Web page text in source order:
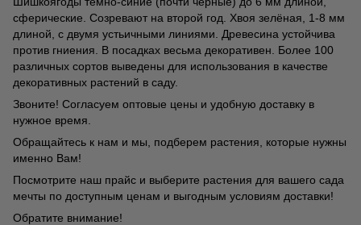
сферические. Созревают на второй год. Хвоя зелёная, 1-8 мм
длиной, с двумя устьичными линиями. Древесина устойчива
против гниения. В посадках весьма декоративен. Более 100
различных сортов выведены для использования в качестве
декоративных растений в саду.
Звоните! Согласуем оптовые цены и удобную доставку в
нужное время.
Обращайтесь к нам и мы, подберем растения, которые нужны
именно Вам!
Посмотрите наш прайс и выберите растения для вашего сада
мечты по доступным ценам и выгодным условиям доставки!
Обратите внимание!